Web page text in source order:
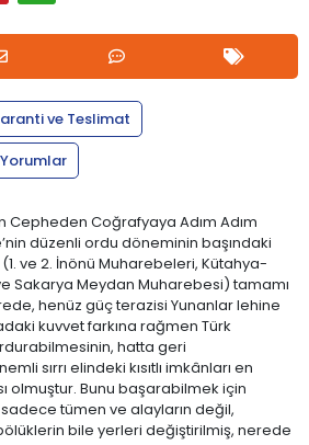
ve Teslimat
Yorumlar
Cepheden Coğrafyaya Adım Adım
düzenli ordu döneminin başındaki
(1. ve 2. İnönü Muharebeleri, Kütahya-
Sakarya Meydan Muharebesi) tamamı
henüz güç terazisi Yunanlar lehine
kuvvet farkına rağmen Türk
hatta geri
sırrı elindeki kısıtlı imkânları en
olmuştur. Bunu başarabilmek için
tümen ve alayların değil,
bile yerleri değiştirilmiş, nerede